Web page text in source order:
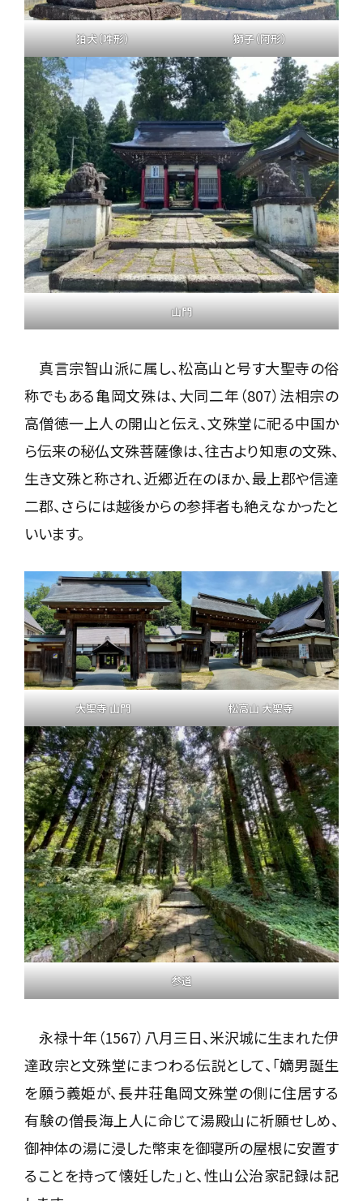
狛犬（吽形） 獅子（阿形）
山門
真言宗智山派に属し、松高山と号す大聖寺の俗
称でもある亀岡文殊は、大同二年（807）法相宗の
高僧徳一上人の開山と伝え、文殊堂に祀る中国か
ら伝来の秘仏文殊菩薩像は、往古より知恵の文殊、
生き文殊と称され、近郷近在のほか、最上郡や信達
二郡、さらには越後からの参拝者も絶えなかったと
いいます。
大聖寺 山門 松高山 大聖寺
参道
永禄十年（1567）八月三日、米沢城に生まれた伊
達政宗と文殊堂にまつわる伝説として、「嫡男誕生
を願う義姫が、長井荘亀岡文殊堂の側に住居する
有験の僧長海上人に命じて湯殿山に祈願せしめ、
御神体の湯に浸した幣束を御寝所の屋根に安置す
ることを持って懐妊した」と、性山公治家記録は記